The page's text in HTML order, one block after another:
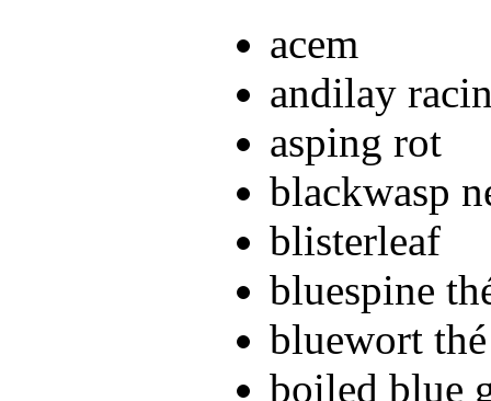
acem
andilay
asping rot
blackwasp
blisterleaf
bluespine
bluewort thé
boiled blue